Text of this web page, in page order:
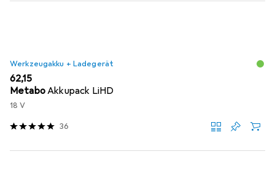
Werkzeugakku + Ladegerät
EUR
62,15
MetaboAkkupack LiHD
18 V
36